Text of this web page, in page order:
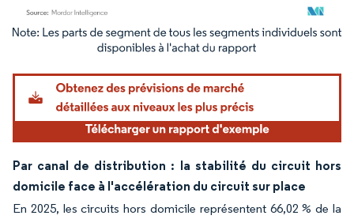
Image © Mordor Intelligence. La réutilisation nécessite une attribution sous CC BY
Par canal de distribution : la stabilité du circuit hors
domicile face à l'accélération du circuit sur place
En 2025, les circuits hors domicile représentent 66,02 % de la